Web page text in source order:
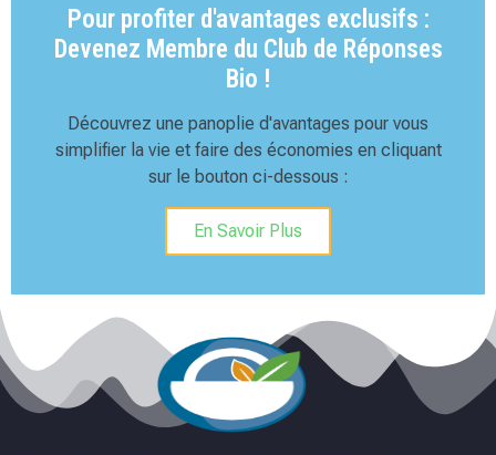
Pour profiter d'avantages exclusifs :
Devenez Membre du Club de Réponses
Bio !
Découvrez une panoplie d'avantages pour vous
simplifier la vie et faire des économies en cliquant
sur le bouton ci-dessous :
En Savoir Plus